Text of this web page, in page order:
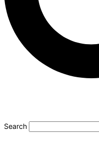
Search